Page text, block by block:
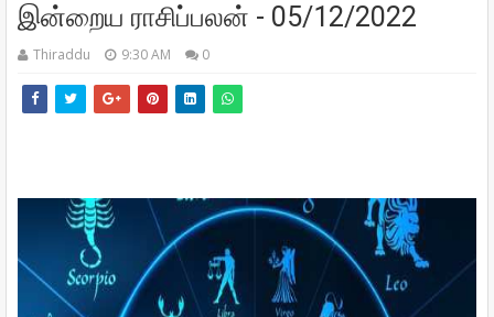
இன்றைய ராசிப்பலன் - 05/12/2022
Thiraddu 9:30 AM 0